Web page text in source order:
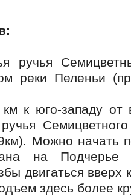
ручья
реки Пеленьи
к юго-западу от
Можно начать
на Подчерье
двигаться вверх
здесь более